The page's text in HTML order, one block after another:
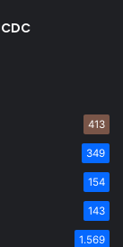
413
349
154
143
1.569